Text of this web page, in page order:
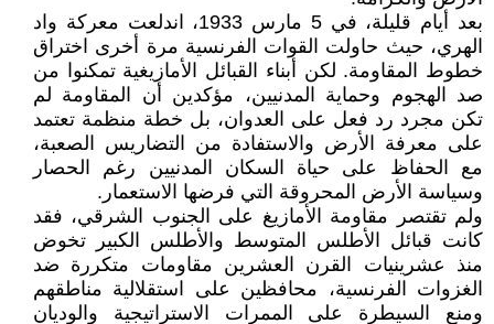
بعد أيام قليلة، في 5 مارس 1933، اندلعت معركة واد
الهري، حيث حاولت القوات الفرنسية مرة أخرى اختراق
خطوط المقاومة. لكن أبناء القبائل الأمازيغية تمكنوا من
صد الهجوم وحماية المدنيين، مؤكدين أن المقاومة لم
تكن مجرد رد فعل على العدوان، بل خطة منظمة تعتمد
على معرفة الأرض والاستفادة من التضاريس الصعبة،
مع الحفاظ على حياة السكان المدنيين رغم الحصار
وسياسة الأرض المحروقة التي فرضها الاستعمار.
ولم تقتصر مقاومة الأمازيغ على الجنوب الشرقي، فقد
كانت قبائل الأطلس المتوسط والأطلس الكبير تخوض
منذ عشرينيات القرن العشرين مقاومات متكررة ضد
الغزوات الفرنسية، محافظين على استقلالية مناطقهم
ومنع السيطرة على الممرات الاستراتيجية والوديان